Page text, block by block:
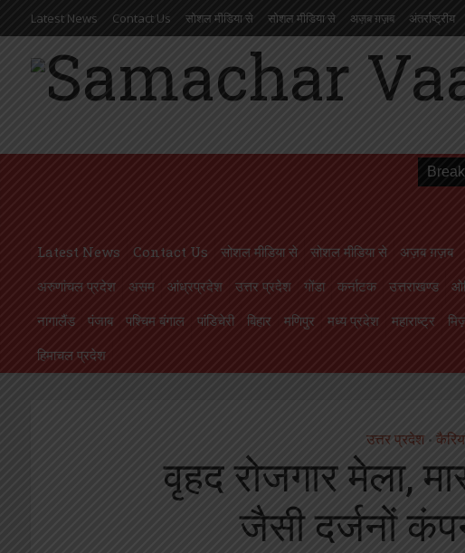
Latest News Contact Us सोशल मीडिया से सोशल मीडिया से अज़ब ग़ज़ब अंतर्राष्ट्रीय
आंध्रप्रदेश उत्तराखण्ड गुजरात
मणिपुर मध्य प्रदेश मिज़ोरम मेघालय राजस्थान लक्षदीप राष्ट्रीय लाइफस्टाइल
Latest News Contact Us सोशल मीडिया से सोशल मीडिया से अज़ब ग़ज़ब
अरुणांचल प्रदेश
असम आंध्रप्रदेश उत्तर प्रदेश गोंडा कर्नाटक उत्तराखण्ड
नागालैंड
पंजाब पश्चिम बंगाल पांडिचेरी बिहार मणिपुर मध्य प्रदेश महाराष्ट्र
हिमाचल प्रदेश
उत्तर प्रदेश •
वृहद रोजगार मेला,
जैसी दर्जनों